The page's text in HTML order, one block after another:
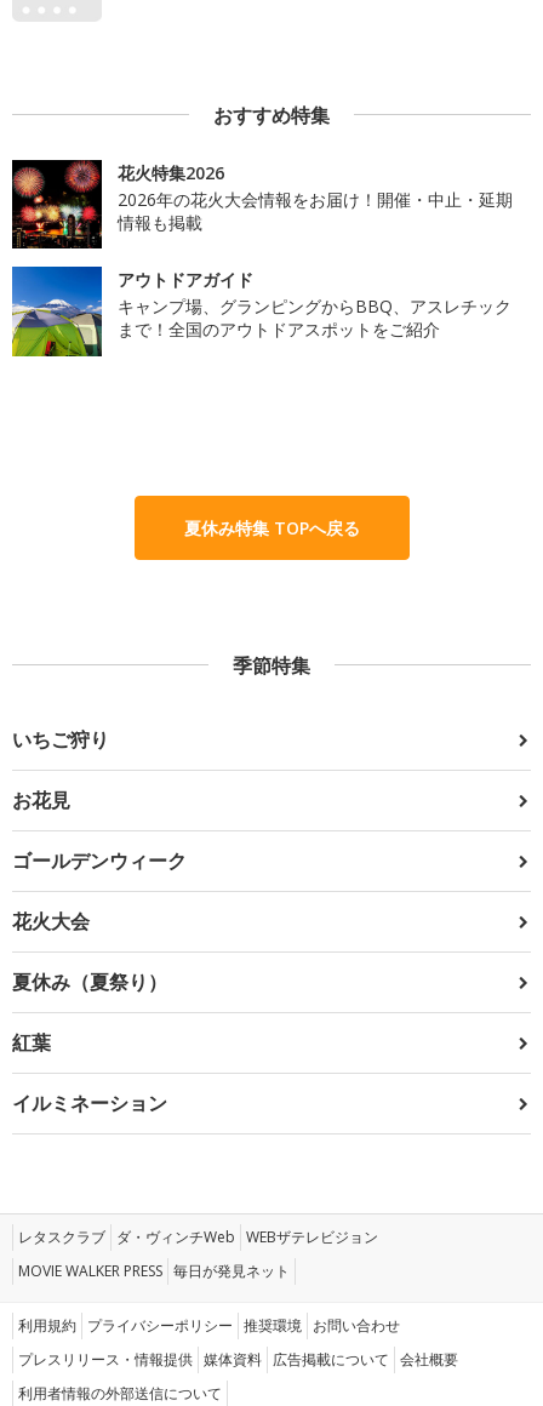
おすすめ特集
花火特集2026
2026年の花火大会情報をお届け！開催・中止・延期
情報も掲載
アウトドアガイド
キャンプ場、グランピングからBBQ、アスレチック
まで！全国のアウトドアスポットをご紹介
夏休み特集 TOPへ戻る
季節特集
いちご狩り
お花見
ゴールデンウィーク
花火大会
夏休み（夏祭り）
紅葉
イルミネーション
レタスクラブ ダ・ヴィンチWeb WEBザテレビジョン
MOVIE WALKER PRESS 毎日が発見ネット
利用規約 プライバシーポリシー 推奨環境 お問い合わせ
プレスリリース・情報提供 媒体資料 広告掲載について 会社概要
利用者情報の外部送信について